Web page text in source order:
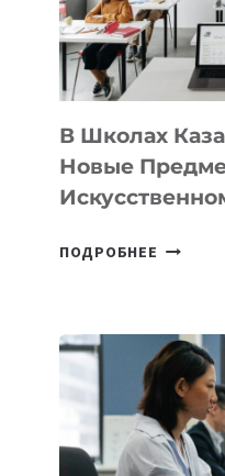
—
ДЛЯ
В Школах
Новые
ПОДРОБНЕЕ
НОВЫЕ
ПО